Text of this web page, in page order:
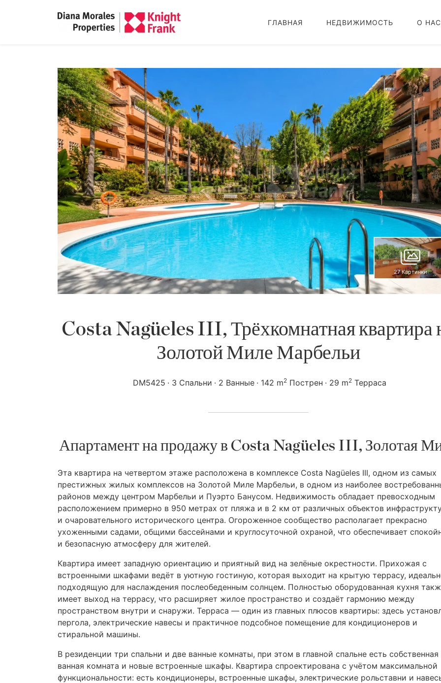
ГЛАВНАЯ НЕДВИЖИМОСТЬ О НАС
27 Картинки
Costa Nagüeles III, Трёхкомнатная квартира
Золотой Миле Марбельи
DM5425 3 Спальни 2 Ванные 142 m2Пострен 29 m2Терраса
Апартамент на продажу в Costa Nagüeles III, Золотая
Эта квартира на четвертом этаже расположена в комплексе Costa Nagüeles III, одном из самых
престижных жилых комплексов на Золотой Миле Марбельи, в одном из наиболее
районов между центром Марбельи и Пуэрто Банусом. Недвижимость обладает превосходным
расположением примерно в 950 метрах от пляжа и в 2 км от различных объектов
и очаровательного исторического центра. Огороженное сообщество располагает прекрасно
ухоженными садами, общими бассейнами и круглосуточной охраной, что обеспечивает
и безопасную атмосферу для жителей.
Квартира имеет западную ориентацию и приятный вид на зелёные окрестности. Прихожая с
встроенными шкафами ведёт в уютную гостиную, которая выходит на крытую террасу,
подходящую для наслаждения послеобеденным солнцем. Полностью оборудованная кухня
имеет выход на террасу, что расширяет жилое пространство и создаёт гармонию между
пространством внутри и снаружи. Терраса — один из главных плюсов квартиры: здесь
пергола, электрические навесы и практичное подсобное помещение для кондиционеров и
стиральной машины.
В резиденции три спальни и две ванные комнаты, при этом в главной спальне есть собственная
ванная комната и новые встроенные шкафы. Квартира спроектирована с учётом максимальной
функциональности: есть кондиционеры, встроенные шкафы, электрические рольставни и